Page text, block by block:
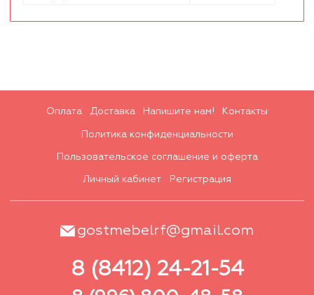
Оплата Доставка Напишите нам! Контакты
Политика конфиденциальности
Пользовательское соглашение и оферта
Личный кабинет Регистрация
gostmebelrf@gmail.com
8 (8412) 24-21-54